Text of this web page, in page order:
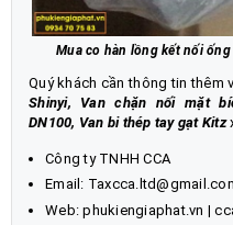
Mua co hàn lồng kết nối
Quý khách cần thông tin thêm
Shinyi, Van chặn nối mặt
DN100, Van bi thép tay gạt Kitz
Công ty TNHH CCA
Email:
Web:phukiengiaphat.vn |